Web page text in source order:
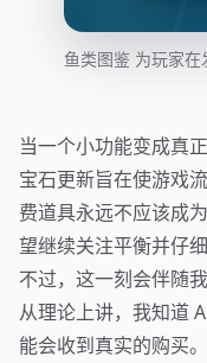
鱼类图鉴 为玩家
当一个小功能变成真
宝石更新旨在使游戏
费道具永远不应该成
望继续关注平衡并仔细
不过，这一刻会伴随我
从理论上讲，我知道
能会收到真实的购买